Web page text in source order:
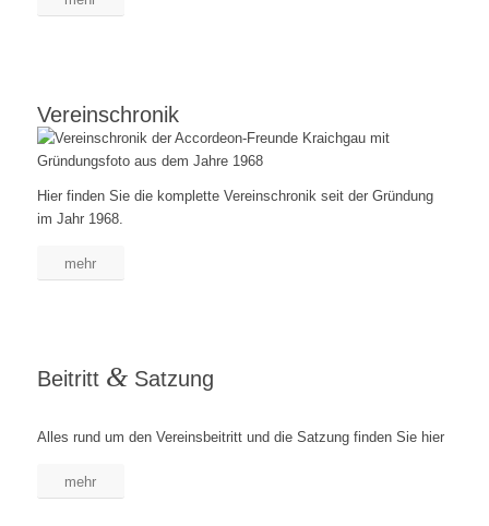
Vereinschronik
Hier finden Sie die komplette Vereinschronik seit der Gründung
im Jahr 1968.
mehr
Beitritt &Satzung
Alles rund um den Vereinsbeitritt und die Satzung finden Sie hier
mehr